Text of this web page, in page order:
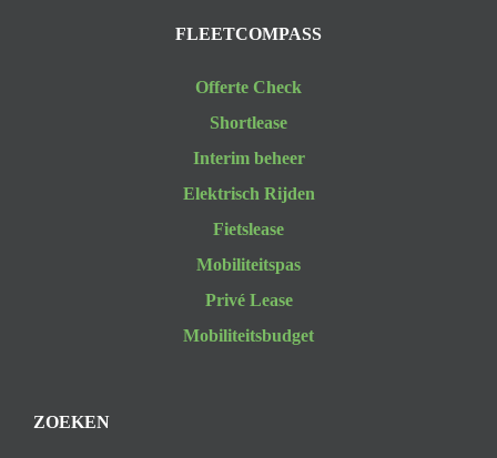
FLEETCOMPASS
Offerte Check
Shortlease
Interim beheer
Elektrisch Rijden
Fietslease
Mobiliteitspas
Privé Lease
Mobiliteitsbudget
ZOEKEN